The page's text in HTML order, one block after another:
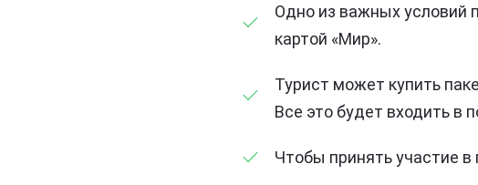
Одно из важных условий
картой «Мир».
Турист может купить
Все это будет входить в
Чтобы принять участие